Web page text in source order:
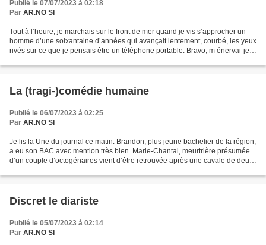
Publié le 07/07/2023 à 02:18
Par AR.NO SI
Tout à l’heure, je marchais sur le front de mer quand je vis s’approcher un
homme d’une soixantaine d’années qui avançait lentement, courbé, les yeux
rivés sur ce que je pensais être un téléphone portable. Bravo, m’énervai-je,
La (tragi-)comédie humaine
Publié le 06/07/2023 à 02:25
Par AR.NO SI
Je lis la Une du journal ce matin. Brandon, plus jeune bachelier de la région,
a eu son BAC avec mention très bien. Marie-Chantal, meurtrière présumée
d’un couple d’octogénaires vient d’être retrouvée après une cavale de deux
Discret le diariste
Publié le 05/07/2023 à 02:14
Par AR.NO SI